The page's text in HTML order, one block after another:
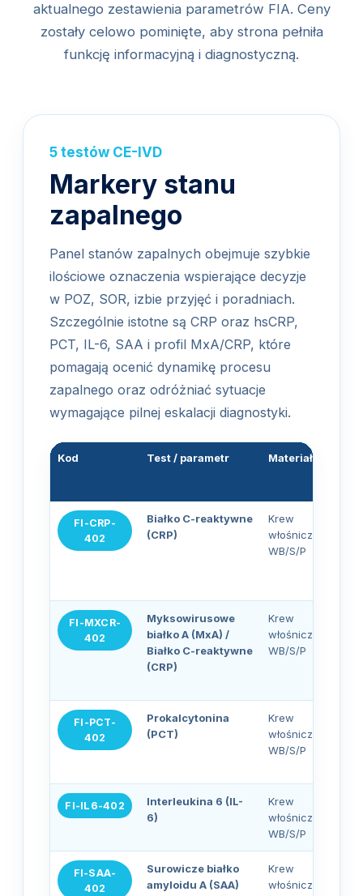
aktualnego zestawienia parametrów FIA. Ceny
zostały celowo pominięte, aby strona pełniła
funkcję informacyjną i diagnostyczną.
5 testów CE-IVD
Markery stanu
zapalnego
Panel stanów zapalnych obejmuje szybkie
ilościowe oznaczenia wspierające decyzje
w POZ, SOR, izbie przyjęć i poradniach.
Szczególnie istotne są CRP oraz hsCRP,
PCT, IL-6, SAA i profil MxA/CRP, które
pomagają ocenić dynamikę procesu
zapalnego oraz odróżniać sytuacje
wymagające pilnej eskalacji diagnostyki.
Kod Test / parametr Materiał
FI-CRP-
402
Białko C-reaktywne
(CRP)
Krew
włośniczkowa,
WB/S/P
FI-MXCR-
402
Myksowirusowe
białko A (MxA) /
Białko C-reaktywne
(CRP)
Krew
włośniczkowa,
WB/S/P
FI-PCT-
402
Prokalcytonina
(PCT)
Krew
włośniczkowa,
WB/S/P
FI-IL6-402
Interleukina 6 (IL-
6)
Krew
włośniczkowa,
WB/S/P
FI-SAA-
402
Surowicze białko
amyloidu A (SAA)
Krew
włośniczkowa,